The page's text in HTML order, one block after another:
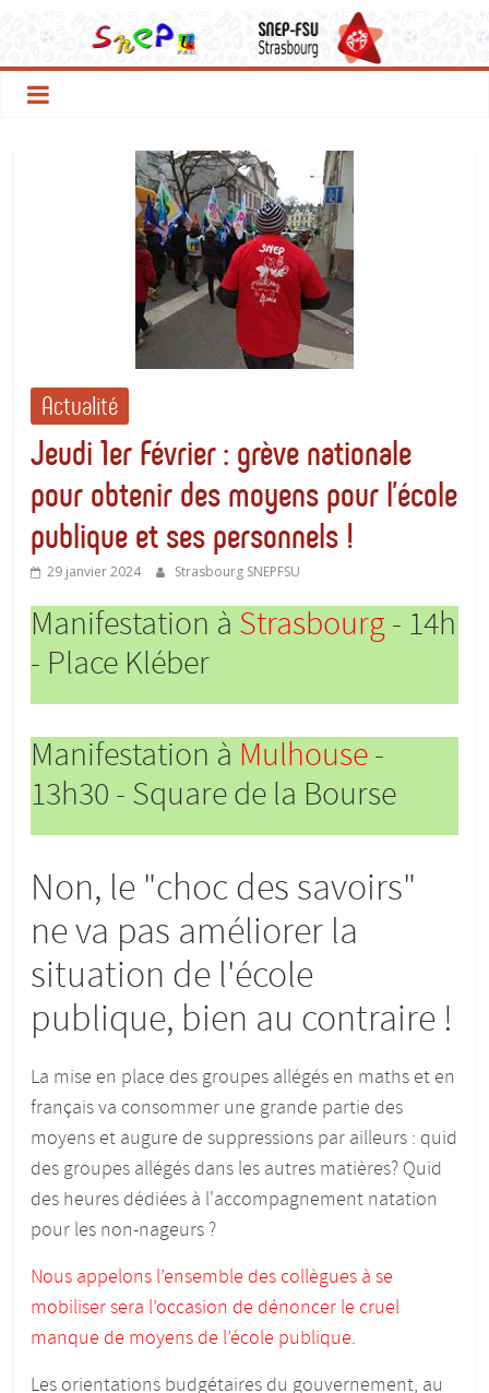
contenu
Le
SNEP
Strasbourg
Actualité
Jeudi 1er Février : grève nationale
pour obtenir des moyens pour l’école
publique et ses personnels !
29 janvier 2024 Strasbourg SNEPFSU
Manifestation à Strasbourg- 14h
- Place Kléber
Manifestation à Mulhouse-
13h30 - Square de la Bourse
Non, le "choc des savoirs"
ne va pas améliorer la
situation de l'école
publique, bien au contraire !
La mise en place des groupes allégés en maths et en
français va consommer une grande partie des
moyens et augure de suppressions par ailleurs : quid
des groupes allégés dans les autres matières? Quid
des heures dédiées à l'accompagnement natation
pour les non-nageurs ?
Nous appelons l’ensemble des collègues à se
mobiliser sera l’occasion de dénoncer le cruel
manque de moyens de l’école publique.
Les orientations budgétaires du gouvernement, au